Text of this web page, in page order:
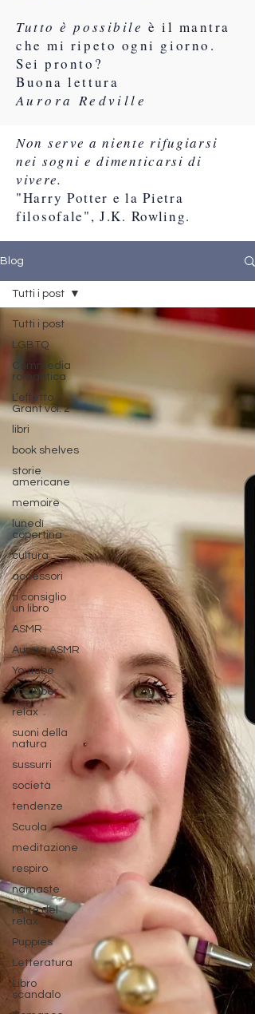
Tutto è possibile è il mantra
che mi ripeto ogni giorno.
Sei pronto?
Buona lettura
Aurora Redville
Non serve a niente rifugiarsi
nei sogni e dimenticarsi di
vivere.
"Harry Potter e la Pietra
filosofale", J.K. Rowling.
Blog
Tutti i post
LGBTQ
Commedia
romantica
L’effetto
Grant vol. 2
libri
book shelves
storie
americane
memoire
lunedì
copertina
cultura
accessori
ti consiglio
un libro
ASMR
Aurora ASMR
Youtube
Youtuber
relax
suoni della
natura
sussurri
società
tendenze
Scuola
meditazione
respiro
namaste
l'arte del
relax
Puppies
Letteratura
Libro
scandalo
Tutti i post